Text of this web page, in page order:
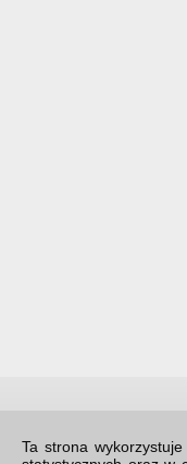
Ta strona